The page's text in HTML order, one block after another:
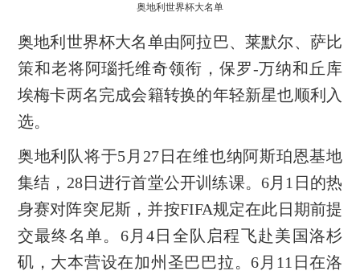
奥地利世界杯大名单
奥地利世界杯大名单由阿拉巴、莱默尔、萨比
策和老将阿瑙托维奇领衔，保罗-万纳和丘库
埃梅卡两名完成会籍转换的年轻新星也顺利入
选。
奥地利队将于5月27日在维也纳阿斯珀恩基地
集结，28日进行首堂公开训练课。6月1日的热
身赛对阵突尼斯，并按FIFA规定在此日期前提
交最终名单。6月4日全队启程飞赴美国洛杉
矶，大本营设在加州圣巴巴拉。6月11日在洛